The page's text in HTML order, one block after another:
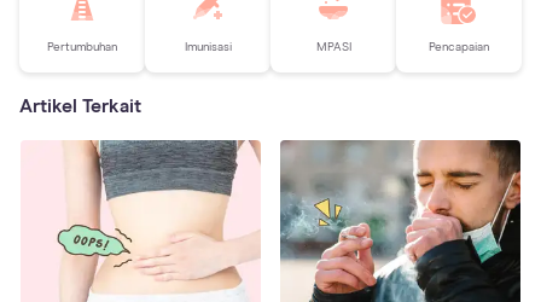
Pertumbuhan Imunisasi MPASI Pencapaian
Artikel Terkait